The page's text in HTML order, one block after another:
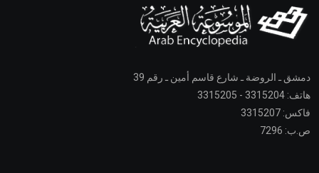
دمشق ـ الروضة ـ شارع قاسم أمين ـ رقم 39
هاتف: 3315204 - 3315205
فاكس: 3315207
ص.ب: 7296